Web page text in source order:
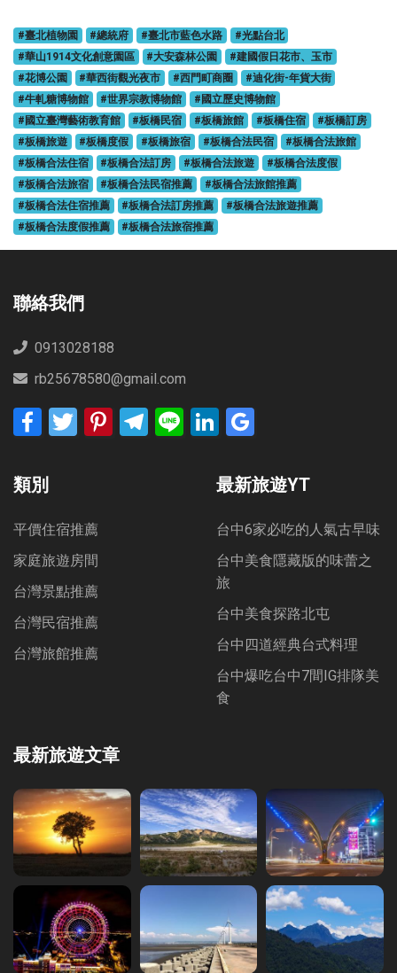
#臺北植物園 #總統府 #臺北市藍色水路
#光點台北
#華山1914文化創意園區
#大安森林公園
#建國假日花市、玉市
#花博公園
#華西街觀光夜市 #西門町商圈
#迪化街-年貨大街
#牛軋糖博物館
#世界宗教博物館
#國立歷史博物館
#國立臺灣藝術教育館
#板橋民宿 #板橋旅館 #板橋住宿
#板橋訂房
#板橋旅遊
#板橋度假 #板橋旅宿 #板橋合法民宿
#板橋合法旅館
#板橋合法住宿
#板橋合法訂房 #板橋合法旅遊
#板橋合法度假
#板橋合法旅宿
#板橋合法民宿推薦
#板橋合法旅館推薦
#板橋合法住宿推薦
#板橋合法訂房推薦
#板橋合法旅遊推薦
#板橋合法度假推薦
#板橋合法旅宿推薦
聯絡我們
0913028188
rb25678580@gmail.com
FacebookTwitter PinterestTelegram
Line LinkedIn
類別
平價住宿推薦
家庭旅遊房間
台灣景點推薦
台灣民宿推薦
台灣旅館推薦
最新旅遊文章
最新旅遊YT
台中6家必吃的人氣古早味
台中美食隱藏版的味蕾之
旅
台中美食探路北屯
台中四道經典台式料理
台中爆吃台中7間IG排隊美
食